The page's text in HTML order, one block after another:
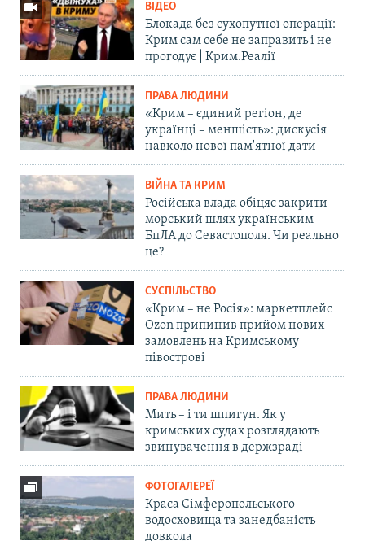
ВІДЕО
Блокада без сухопутної операції:
Крим сам себе не заправить і не
прогодує | Крим.Реалії
ПРАВА ЛЮДИНИ
«Крим – єдиний регіон, де
українці – меншість»: дискусія
навколо нової пам'ятної дати
ВІЙНА ТА КРИМ
Російська влада обіцяє закрити
морський шлях українським
БпЛА до Севастополя. Чи реально
це?
СУСПІЛЬСТВО
«Крим – не Росія»: маркетплейс
Ozon припинив прийом нових
замовлень на Кримському
півострові
ПРАВА ЛЮДИНИ
Мить – і ти шпигун. Як у
кримських судах розглядають
звинувачення в держзраді
ФОТОГАЛЕРЕЇ
Краса Сімферопольського
водосховища та занедбаність
довкола